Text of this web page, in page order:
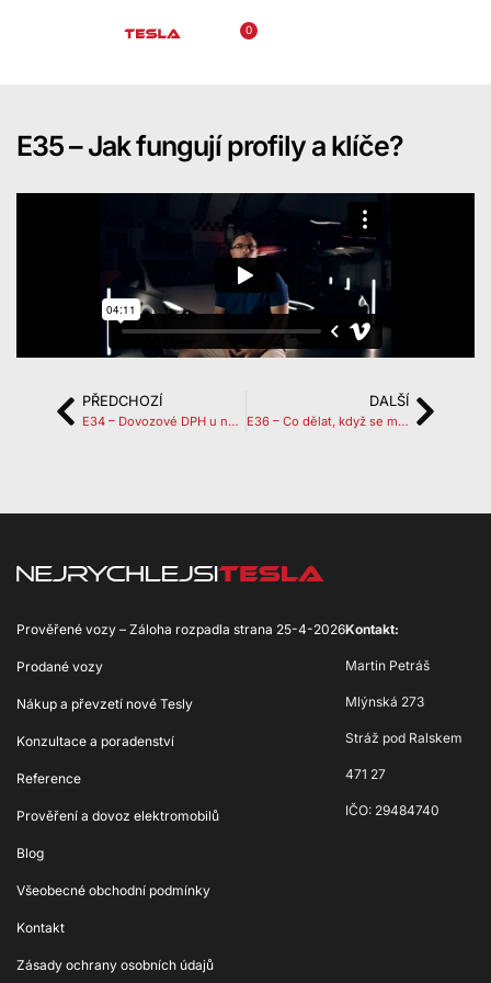
0
E35 – Jak fungují profily a klíče?
PŘEDCHOZÍ
E34 – Dovozové DPH u nových aut
DALŠÍ
E36 – Co dělat, když se mi rozbije telefon?
Prověřené vozy – Záloha rozpadla strana 25-4-2026
Prodané vozy
Nákup a převzetí nové Tesly
Konzultace a poradenství
Reference
Prověření a dovoz elektromobilů
Blog
Všeobecné obchodní podmínky
Kontakt
Zásady ochrany osobních údajů
Kontakt:
Martin Petráš
Mlýnská 273
Stráž pod Ralskem
471 27
IČO: 29484740